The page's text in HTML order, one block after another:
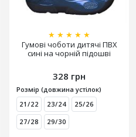
★ ★ ★ ★ ★
Гумові чоботи дитячі ПВХ
сині на чорній підошві
328 грн
Розмір (довжина устілок)
21/22
23/24
25/26
27/28
29/30